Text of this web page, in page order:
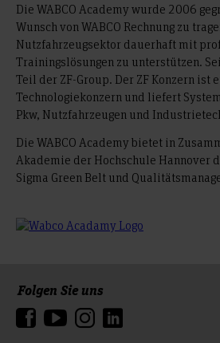
Die WABCO Academy wurde 2006
Wunsch von WABCO Rechnung zu
Nutzfahrzeugsektor dauerhaft mit
Trainingslösungen zu unterstützen.
Teil der ZF-Group. Der ZF Konzern
Technologiekonzern und liefert
Pkw, Nutzfahrzeugen und
Die WABCO Academy bietet in
Akademie der Hochschule Hannover
Sigma Green Belt und
Folgen Sie uns